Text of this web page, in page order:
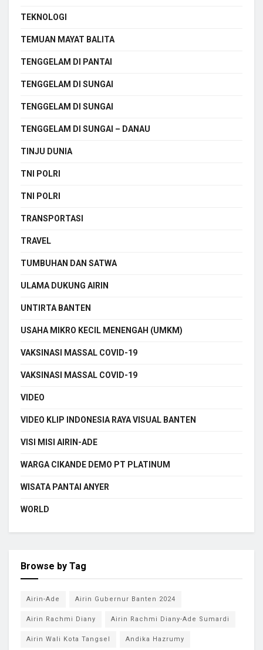
TEKNOLOGI
TEMUAN MAYAT BALITA
TENGGELAM DI PANTAI
TENGGELAM DI SUNGAI
TENGGELAM DI SUNGAI
TENGGELAM DI SUNGAI – DANAU
TINJU DUNIA
TNI POLRI
TNI POLRI
TRANSPORTASI
TRAVEL
TUMBUHAN DAN SATWA
ULAMA DUKUNG AIRIN
UNTIRTA BANTEN
USAHA MIKRO KECIL MENENGAH (UMKM)
VAKSINASI MASSAL COVID-19
VAKSINASI MASSAL COVID-19
VIDEO
VIDEO KLIP INDONESIA RAYA VISUAL BANTEN
VISI MISI AIRIN-ADE
WARGA CIKANDE DEMO PT PLATINUM
WISATA PANTAI ANYER
WORLD
Browse by Tag
Airin-Ade Airin Gubernur Banten 2024
Airin Rachmi Diany Airin Rachmi Diany-Ade Sumardi
Airin Wali Kota Tangsel Andika Hazrumy